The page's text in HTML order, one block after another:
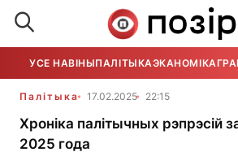
УСЕ НАВІНЫПАЛІТЫКАЭКАНОМІКА
Палітыка 17.02.2025 22:15
Хроніка палітычных рэпрэсій
2025 года